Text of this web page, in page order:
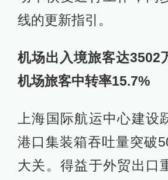
线的更新指引。
机场出入境旅客达3502
机场旅客中转率15.7%
上海国际航运中心建设
港口集装箱吞吐量突破
大关。得益于外贸出口